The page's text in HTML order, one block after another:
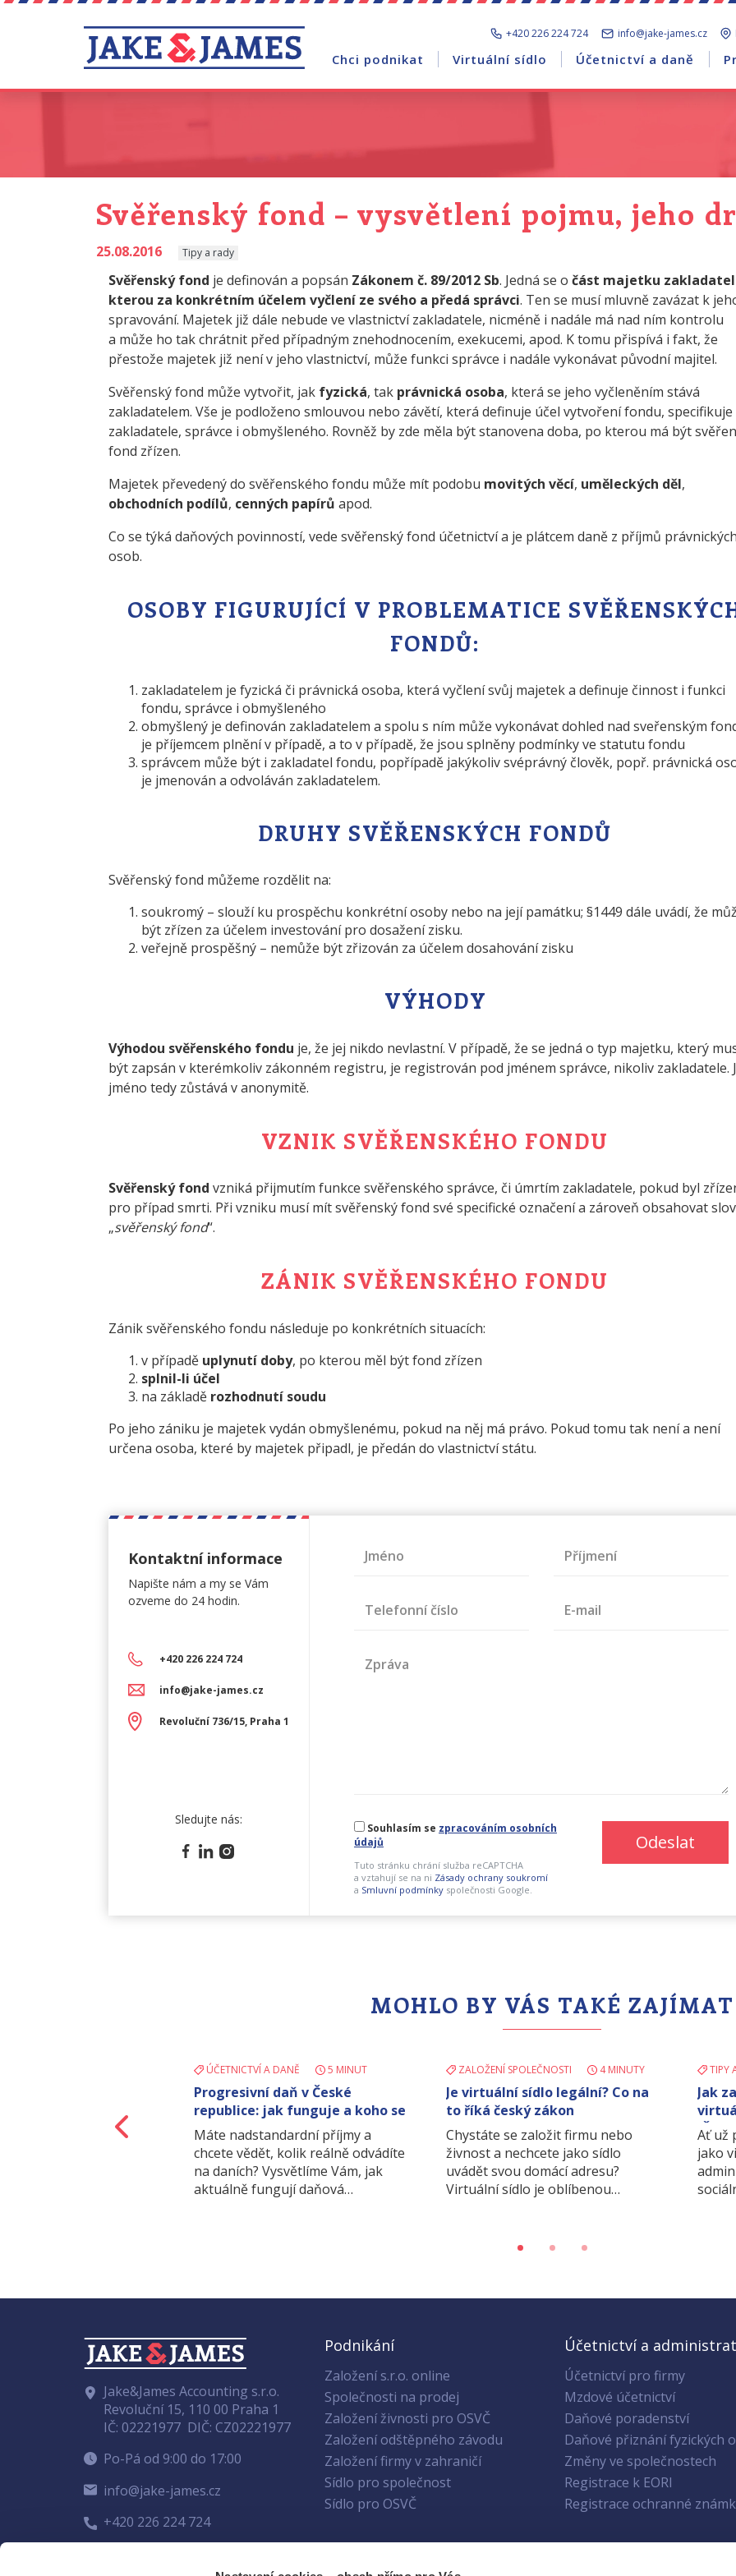
+420 226 224 724 info@jake-james.cz
Chci podnikat Virtuální sídlo Účetnictví a daně
Svěřenský fond – vysvětlení pojmu, jeho
25.08.2016 Tipy a rady
Svěřenský fond je definován a popsán Zákonem č. 89/2012 Sb. Jedná se o část majetku
kterou za konkrétním účelem vyčlení ze svého a předá správci. Ten se musí mluvně zavázat k
spravování. Majetek již dále nebude ve vlastnictví zakladatele, nicméně i nadále má nad ním kontrolu
a může ho tak chrátnit před případným znehodnocením, exekucemi, apod. K tomu přispívá i fakt, že
přestože majetek již není v jeho vlastnictví, může funkci správce i nadále vykonávat původní majitel.
Svěřenský fond může vytvořit, jak fyzická, tak právnická osoba, která se jeho vyčleněním stává
zakladatelem. Vše je podloženo smlouvou nebo závětí, která definuje účel vytvoření fondu, specifikuje
zakladatele, správce i obmyšleného. Rovněž by zde měla být stanovena doba, po kterou má být
fond zřízen.
Majetek převedený do svěřenského fondu může mít podobu movitých věcí, uměleckých děl,
obchodních podílů, cenných papírů apod.
Co se týká daňových povinností, vede svěřenský fond účetnictví a je plátcem daně z příjmů
osob.
OSOBY FIGURUJÍCÍ V PROBLEMATICE
FONDŮ:
zakladatelem je fyzická či právnická osoba, která vyčlení svůj majetek a definuje činnost i funkci
fondu, správce i obmyšleného
obmyšlený je definován zakladatelem a spolu s ním může vykonávat dohled nad sveřenským
je příjemcem plnění v případě, a to v případě, že jsou splněny podmínky ve statutu fondu
správcem může být i zakladatel fondu, popřípadě jakýkoliv svéprávný člověk, popř. právnická
je jmenován a odvoláván zakladatelem.
DRUHY SVĚŘENSKÝCH FONDŮ
Svěřenský fond můžeme rozdělit na:
soukromý – slouží ku prospěchu konkrétní osoby nebo na její památku; §1449 dále uvádí, že
být zřízen za účelem investování pro dosažení zisku.
veřejně prospěšný – nemůže být zřizován za účelem dosahování zisku
VÝHODY
Výhodou svěřenského fondu je, že jej nikdo nevlastní. V případě, že se jedná o typ majetku, který
být zapsán v kterémkoliv zákonném registru, je registrován pod jménem správce, nikoliv zakladatele.
jméno tedy zůstává v anonymitě.
VZNIK SVĚŘENSKÉHO FONDU
Svěřenský fond vzniká přijmutím funkce svěřenského správce, či úmrtím zakladatele, pokud byl
pro případ smrti. Při vzniku musí mít svěřenský fond své specifické označení a zároveň obsahovat
„svěřenský fond“.
ZÁNIK SVĚŘENSKÉHO FONDU
Zánik svěřenského fondu následuje po konkrétních situacích:
v případě uplynutí doby, po kterou měl být fond zřízen
splnil-li účel
na základě rozhodnutí soudu
Po jeho zániku je majetek vydán obmyšlenému, pokud na něj má právo. Pokud tomu tak není a není
určena osoba, které by majetek připadl, je předán do vlastnictví státu.
Kontaktní informace
Napište nám a my se Vám
ozveme do 24 hodin.
+420 226 224 724
info@jake-james.cz
Revoluční 736/15, Praha 1
Sledujte nás:
Jméno Příjmení
Telefonní číslo E-mail
Zpráva
Souhlasím se zpracováním osobních
údajů
Tuto stránku chrání služba reCAPTCHA
a vztahují se na ni Zásady ochrany soukromí
a Smluvní podmínkyspolečnosti Google.
Odeslat
MOHLO BY VÁS TAKÉ ZAJÍMAT
ÚČETNICTVÍ A DANĚ 5 MINUT
Progresivní daň v České
republice: jak funguje a koho se
týká?
Máte nadstandardní příjmy a
chcete vědět, kolik reálně odvádíte
na daních? Vysvětlíme Vám, jak
aktuálně fungují daňová…
ZALOŽENÍ SPOLEČNOSTI 4 MINUTY
Je virtuální sídlo legální? Co na
to říká český zákon
Chystáte se založit firmu nebo
živnost a nechcete jako sídlo
uvádět svou domácí adresu?
Virtuální sídlo je oblíbenou…
TIPY
Jak
IČO
Ať už
jako
Jake&James Accounting s.r.o.
Revoluční 15, 110 00 Praha 1
IČ: 02221977 DIČ: CZ02221977
Po-Pá od 9:00 do 17:00
info@jake-james.cz
+420 226 224 724
Podnikání
Založení s.r.o. online
Společnosti na prodej
Založení živnosti pro OSVČ
Založení odštěpného závodu
Založení firmy v zahraničí
Sídlo pro společnost
Sídlo pro OSVČ
Účetnictví a
Účetnictví pro firmy
Mzdové účetnictví
Daňové poradenství
Daňové přiznání fyzických
Změny ve společnostech
Registrace k EORI
Registrace ochranné